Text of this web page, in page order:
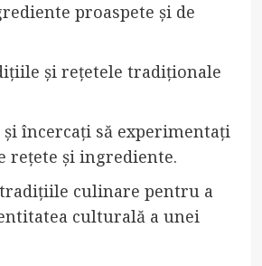
proaspete și de
și rețetele tradiționale
încercați să experimentați
rețete și ingrediente.
culinare pentru a
culturală a unei